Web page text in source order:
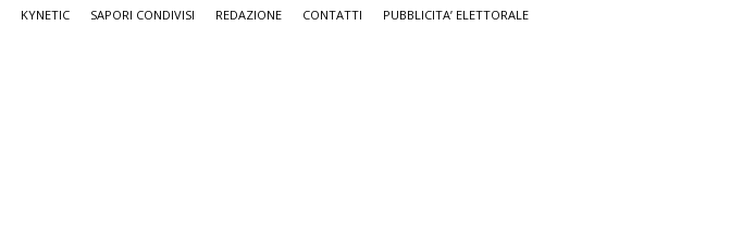
KYNETIC SAPORI CONDIVISI REDAZIONE CONTATTI PUBBLICITA’ ELETTORALE